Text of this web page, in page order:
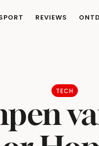
REVIEWS
TECH